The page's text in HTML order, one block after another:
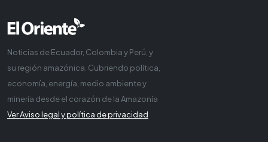
Noticias de Ecuador, Colombia y Perú, y
su región amazónica. Cubriendo política,
economía, energía, medio ambiente y
minería desde el corazón de la Amazonía
Ver Aviso legal y política de privacidad